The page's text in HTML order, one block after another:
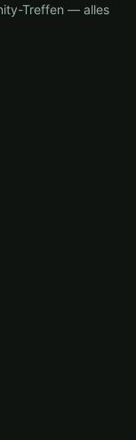
Treffen — alles